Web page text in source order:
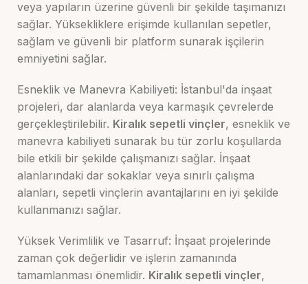
veya yapıların üzerine güvenli bir şekilde taşımanızı
sağlar. Yüksekliklere erişimde kullanılan sepetler,
sağlam ve güvenli bir platform sunarak işçilerin
emniyetini sağlar.
Esneklik ve Manevra Kabiliyeti: İstanbul'da inşaat
projeleri, dar alanlarda veya karmaşık çevrelerde
gerçekleştirilebilir. Kiralık sepetli vinçler, esneklik ve
manevra kabiliyeti sunarak bu tür zorlu koşullarda
bile etkili bir şekilde çalışmanızı sağlar. İnşaat
alanlarındaki dar sokaklar veya sınırlı çalışma
alanları, sepetli vinçlerin avantajlarını en iyi şekilde
kullanmanızı sağlar.
Yüksek Verimlilik ve Tasarruf: İnşaat projelerinde
zaman çok değerlidir ve işlerin zamanında
tamamlanması önemlidir. Kiralık sepetli vinçler,